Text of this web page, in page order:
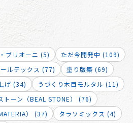
ブリオーニ (5)
ただ今開発中 (109)
ルテックス (77)
塗り版築 (69)
げ (34)
うづくり木目モルタル (11)
トーン（BEAL STONE） (76)
） (37)
タラソミックス (4)